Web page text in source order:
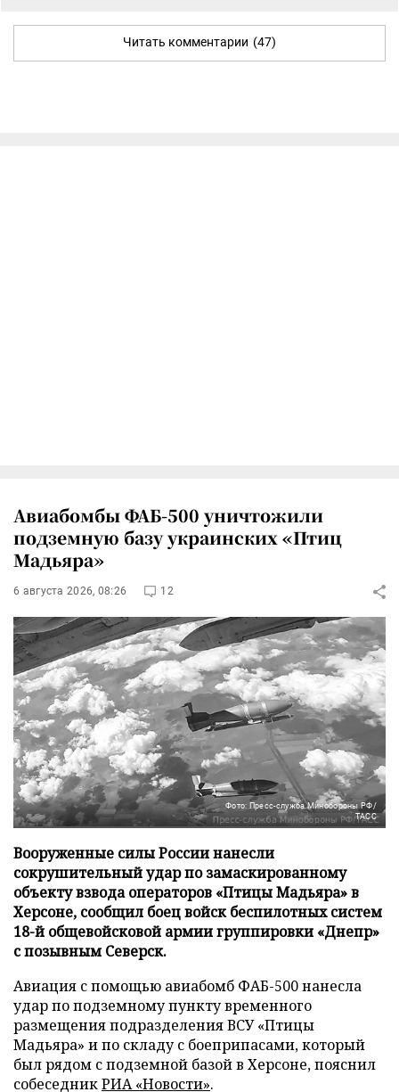
Читать комментарии (47)
Авиабомбы ФАБ-500 уничтожили
подземную базу украинских «Птиц
Мадьяра»
6 августа 2026, 08:26 12
Фото: Пресс-служба Минобороны РФ/
ТАСС
Вооруженные силы России нанесли
сокрушительный удар по замаскированному
объекту взвода операторов «Птицы Мадьяра» в
Херсоне, сообщил боец войск беспилотных систем
18-й общевойсковой армии группировки «Днепр»
с позывным Северск.
Авиация с помощью авиабомб ФАБ-500 нанесла
удар по подземному пункту временного
размещения подразделения ВСУ «Птицы
Мадьяра» и по складу с боеприпасами, который
был рядом с подземной базой в Херсоне, пояснил
собеседникРИА «Новости».